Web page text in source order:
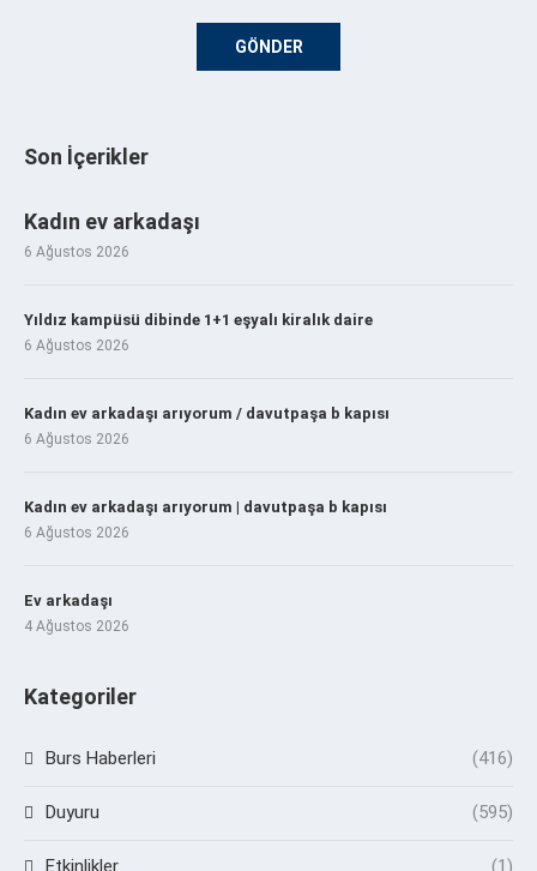
Son İçerikler
Kadın ev arkadaşı
6 Ağustos 2026
Yıldız kampüsü dibinde 1+1 eşyalı kiralık daire
6 Ağustos 2026
Kadın ev arkadaşı arıyorum / davutpaşa b kapısı
6 Ağustos 2026
Kadın ev arkadaşı arıyorum | davutpaşa b kapısı
6 Ağustos 2026
Ev arkadaşı
4 Ağustos 2026
Kategoriler
Burs Haberleri (416)
Duyuru (595)
Etkinlikler (1)